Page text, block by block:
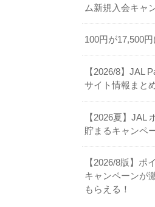
ム新規入会キャ
100円が17,500
【2026/8】JAL
サイト情報まとめ
【2026夏】JAL
貯まるキャンペ
【2026/8版】ポ
キャンペーンが
もらえる！